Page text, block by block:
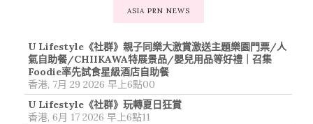
ASIA PRN NEWS
U Lifestyle《社群》親子同樂大激賞激送主題樂園門票/人
氣自助餐/CHIIKAWA特展景品/嬰兒用品等好禮｜召集
Foodie率先試食星級酒店自助餐
香港, 7月 29 2026 早上6點00
U Lifestyle《社群》玩轉夏日狂賞
香港, 6月 17 2026 早上6點11